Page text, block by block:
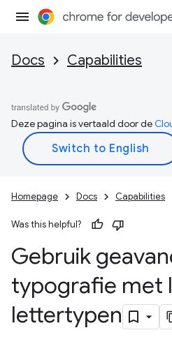
Docs Capabilities
Deze pagina is vertaald door de
Homepage Docs Capabilities
Was this helpful?
Gebruik
typografie met
lettertypen